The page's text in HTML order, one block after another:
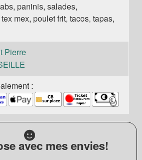
paninis, salades,
mex, poulet frit, tacos, tapas,
Pierre
:
avec mes envies!